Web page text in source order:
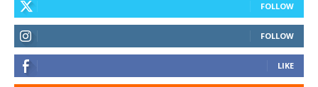
FOLLOW
FOLLOW
LIKE